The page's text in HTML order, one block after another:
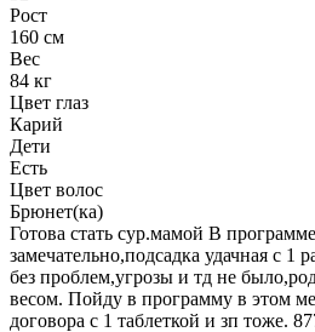
Рост
160 см
Вес
84 кг
Цвет глаз
Карий
Дети
Есть
Цвет волос
Брюнет(ка)
Готова стать сур.мамой В
замечательно,подсадка удачная с 1
без проблем,угрозы и тд не
весом. Пойду в программу в этом
договора с 1 таблеткой и зп тоже.